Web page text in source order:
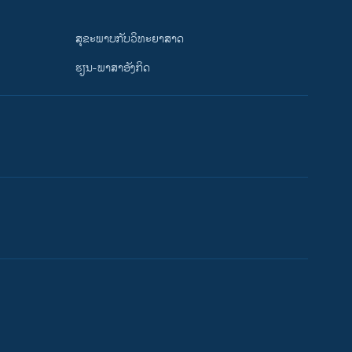
ສຸຂະພາບກັບວິທະຍາສາດ
ຮຽນ-ພາສາອັງກິດ